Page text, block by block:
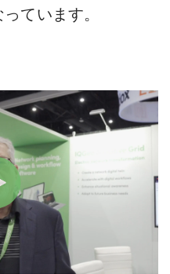
ています。